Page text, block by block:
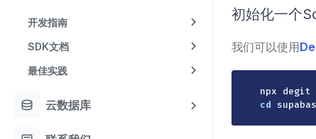
开发指南
SDK文档
最佳实践
database 云数据库
初始化一个
我们可以使用
cd